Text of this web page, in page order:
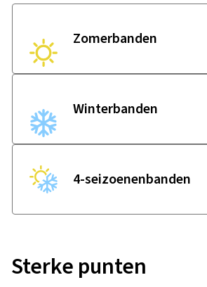
Zomerbanden
Winterbanden
4-seizoenenbanden
Sterke punten